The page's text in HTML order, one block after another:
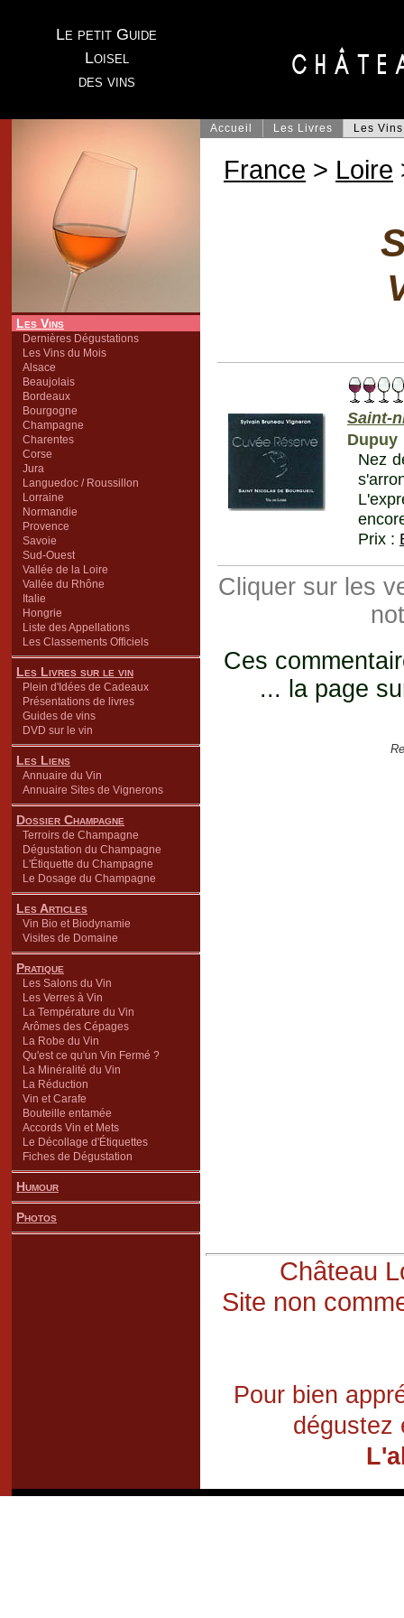
Le petit Guide
Loisel
des vins
Les Vins
Dernières Dégustations
Les Vins du Mois
Alsace
Beaujolais
Bordeaux
Bourgogne
Champagne
Charentes
Corse
Jura
Languedoc / Roussillon
Lorraine
Normandie
Provence
Savoie
Sud-Ouest
Vallée de la Loire
Vallée du Rhône
Italie
Hongrie
Liste des Appellations
Les Classements Officiels
Les Livres sur le vin
Plein d'Idées de Cadeaux
Présentations de livres
Guides de vins
DVD sur le vin
Les Liens
Annuaire du Vin
Annuaire Sites de Vignerons
Dossier Champagne
Terroirs de Champagne
Dégustation du Champagne
L'Étiquette du Champagne
Le Dosage du Champagne
Les Articles
Vin Bio et Biodynamie
Visites de Domaine
Pratique
Les Salons du Vin
Les Verres à Vin
La Température du Vin
Arômes des Cépages
La Robe du Vin
Qu'est ce qu'un Vin Fermé ?
La Minéralité du Vin
La Réduction
Vin et Carafe
Bouteille entamée
Accords Vin et Mets
Le Décollage d'Étiquettes
Fiches de Dégustation
Humour
Photos
Accueil Les Livres Les Vins
France > Loire
Saint-
Dupuy
Nez
Prix :
Cliquer sur les
Ces
... la page
Château
Site non
Pour bien
dégustez